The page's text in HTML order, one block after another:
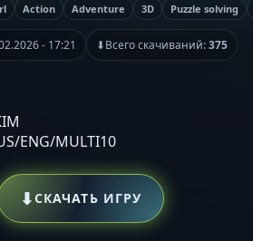
Action Adventure 3D Puzzle solving
- 17:21 ⬇Всего скачиваний:375
ENG/MULTI10
⬇СКАЧАТЬ ИГРУ